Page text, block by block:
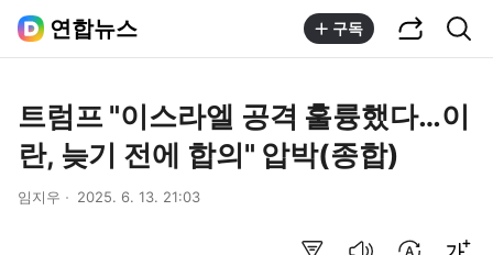
연합뉴스 구독
트럼프 "이스라엘 공격 훌륭했다…이
란, 늦기 전에 합의" 압박(종합)
임지우 2025. 6. 13. 21:03